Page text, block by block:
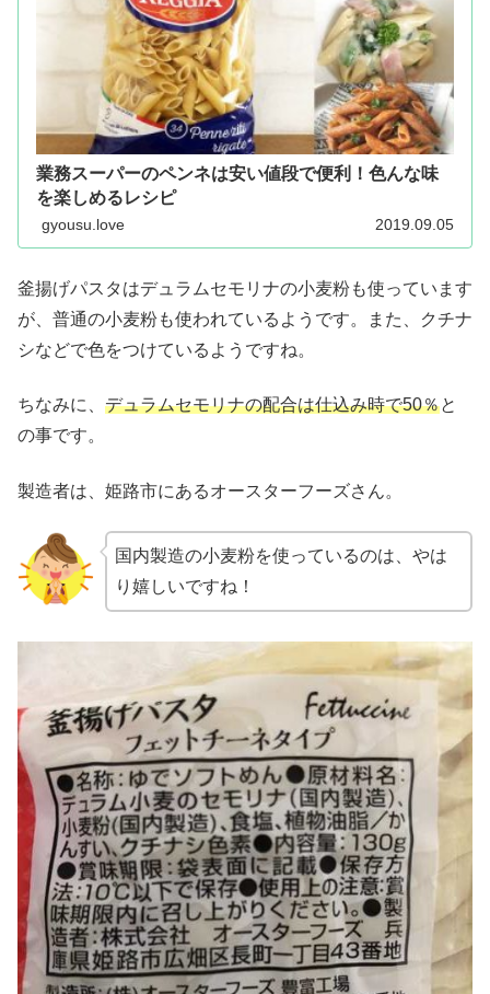
業務スーパーのペンネは安い値段で便利！色んな味
を楽しめるレシピ
gyousu.love 2019.09.05
釜揚げパスタはデュラムセモリナの小麦粉も使っています
が、普通の小麦粉も使われているようです。また、クチナ
シなどで色をつけているようですね。
ちなみに、 デュラムセモリナの配合は仕込み時で50％と
の事です。
製造者は、姫路市にあるオースターフーズさん。
国内製造の小麦粉を使っているのは、やは
り嬉しいですね！